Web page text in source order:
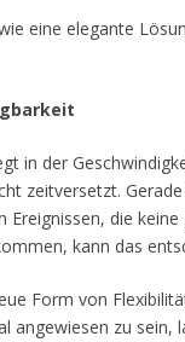
eine elegante
in der
zeitversetzt.
Ereignissen, die
kann das
Form von
angewiesen zu sein,